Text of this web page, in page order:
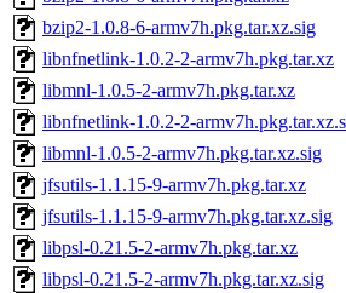
bzip2-1.0.8-6-armv7h.pkg.tar.xz.sig
libnfnetlink-1.0.2-2-armv7h.pkg.tar.xz
libmnl-1.0.5-2-armv7h.pkg.tar.xz
libnfnetlink-1.0.2-2-
libmnl-1.0.5-2-armv7h.pkg.tar.xz.sig
jfsutils-1.1.15-9-armv7h.pkg.tar.xz
jfsutils-1.1.15-9-armv7h.pkg.tar.xz.sig
libpsl-0.21.5-2-armv7h.pkg.tar.xz
libpsl-0.21.5-2-armv7h.pkg.tar.xz.sig